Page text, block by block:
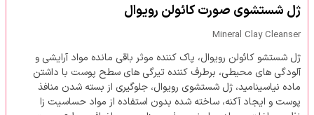
ژل شستشوی صورت کائولن رویوال
Mineral Clay Cleanser
ژل شستشو کائولن رویوال، پاک کننده موثر باقی مانده مواد آرایشی و
آلودگی های محیطی، برطرف کننده تیرگی های سطح پوست با داشتن
ماده نیاسینامید، ژل شستشوی رویوال، جلوگیری از بسته شدن منافذ
پوست و ایجاد آکنه، ساخته شده بدون استفاده از مواد حساسیت زا